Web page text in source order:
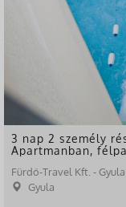
3 nap 2 személy
Apartmanban,
Fürdő-Travel Kft. - Gyula
Gyula